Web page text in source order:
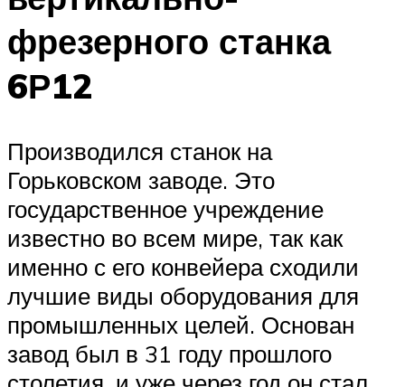
фрезерного станка
6Р12
Производился станок на
Горьковском заводе. Это
государственное учреждение
известно во всем мире, так как
именно с его конвейера сходили
лучшие виды оборудования для
промышленных целей. Основан
завод был в 31 году прошлого